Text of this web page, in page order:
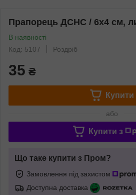
Прапорець ДСНС / 6х4 см,
В наявності
Код: 5107
Роздріб
35 ₴
Купити
або
Купити з
Що таке купити з Пром?
Замовлення під захистом
Доступна доставка